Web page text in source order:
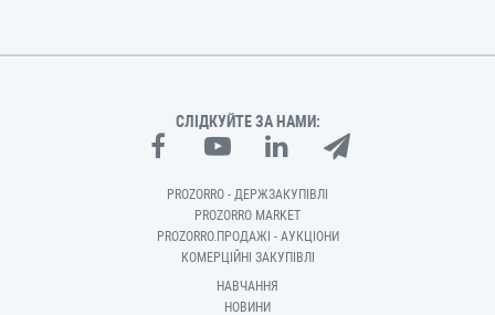
СЛІДКУЙТЕ ЗА НАМИ:
PROZORRO - ДЕРЖЗАКУПІВЛІ
PROZORRO MARKET
PROZORRO.ПРОДАЖІ - АУКЦІОНИ
КОМЕРЦІЙНІ ЗАКУПІВЛІ
НАВЧАННЯ
НОВИНИ